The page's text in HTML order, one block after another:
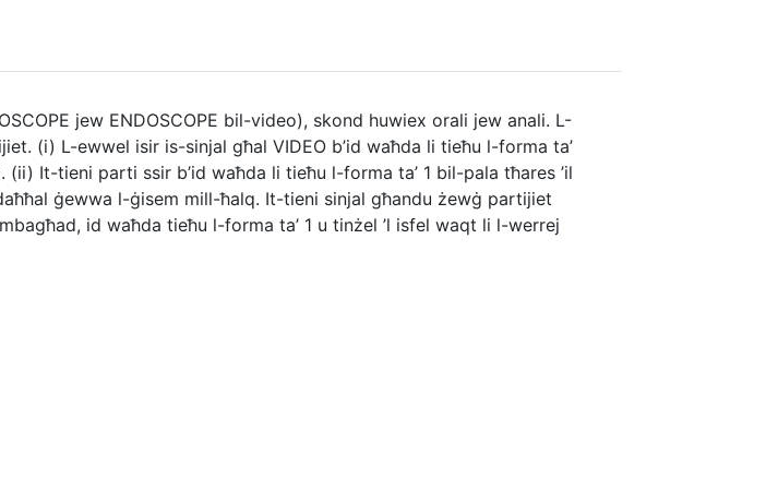
jew ENDOSCOPE bil-video), skond huwiex orali jew anali. L-
(i) L-ewwel isir is-sinjal għal VIDEO b’id waħda li tieħu l-forma ta’
It-tieni parti ssir b’id waħda li tieħu l-forma ta’ 1 bil-pala tħares ’il
ġewwa l-ġisem mill-ħalq. It-tieni sinjal għandu żewġ partijiet
id waħda tieħu l-forma ta’ 1 u tinżel ’l isfel waqt li l-werrej